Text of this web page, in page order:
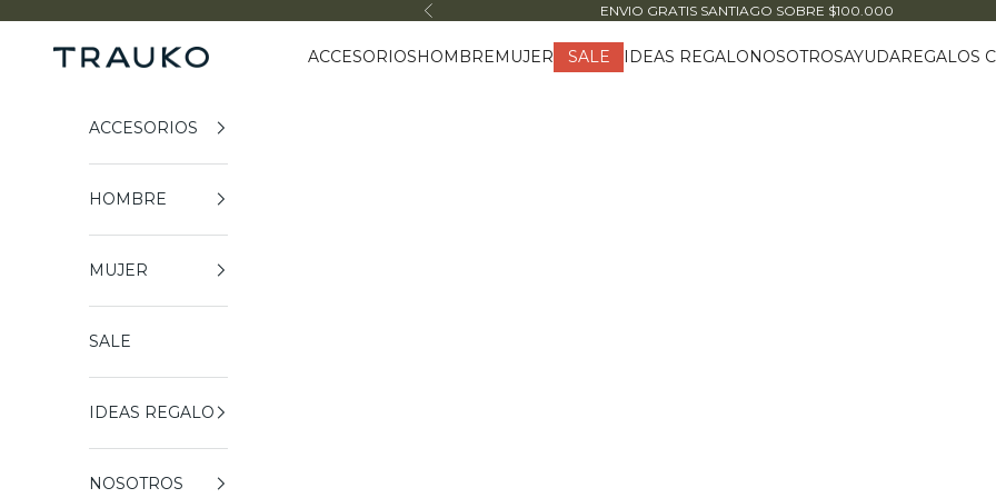
Anterior ENVIO GRATIS SANTIAGO SOBRE $100.000
Trauko ACCESORIOSHOMBREMUJER SALE IDEAS REGALONOSOTROSAYUDAREGALOS
ACCESORIOS
HOMBRE
MUJER
SALE
IDEAS REGALO
NOSOTROS